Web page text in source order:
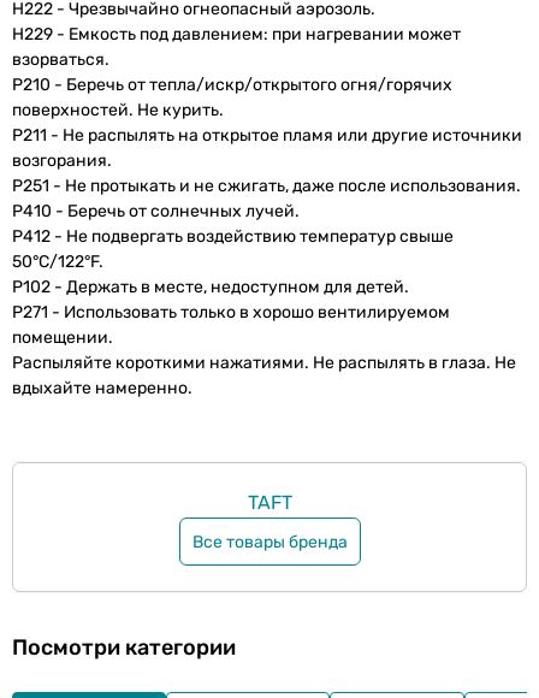
H222 - Чрезвычайно огнеопасный аэрозоль.
H229 - Емкость под давлением: при нагревании может
взорваться.
P210 - Беречь от тепла/искр/открытого огня/горячих
поверхностей. Не курить.
P211 - Не распылять на открытое пламя или другие источники
возгорания.
P251 - Не протыкать и не сжигать, даже после использования.
P410 - Беречь от солнечных лучей.
P412 - Не подвергать воздействию температур свыше
50°C/122°F.
P102 - Держать в месте, недоступном для детей.
P271 - Использовать только в хорошо вентилируемом
помещении.
Распыляйте короткими нажатиями. Не распылять в глаза. Не
вдыхайте намеренно.
TAFT
Все товары бренда
Посмотри категории